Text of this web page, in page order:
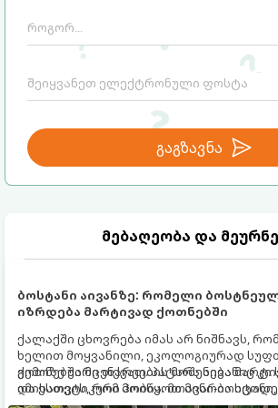
გაგზავნა
მებაღეობა და
ბოსტანი აივანზე: რომელი
იზრდება მარტივად ქოთნებში
ქალაქში ცხოვრება იმას არ ნიშნავს,
ხელით მოყვანილი, ეკოლოგიურად
გემოზე უარი თქვათ. პატარა აივანიც კი
იმისათვის, რომ მოიწყოთ მინი-
ყოველდღიურად ახალ, არომატულ
ქოთნებში მცენარეების მოშენება
და ესთეტიკური ჰობია. მთავარია
კულტურები ეგუებიან ქოთნის